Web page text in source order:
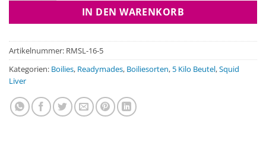
IN DEN WARENKORB
Artikelnummer: RMSL-16-5
Kategorien: Boilies, Readymades, Boiliesorten, 5 Kilo Beutel,Squid
Liver